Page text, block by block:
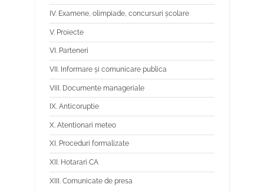
IV. Examene, olimpiade, concursuri școlare
V. Proiecte
VI. Parteneri
VII. Informare și comunicare publica
VIII. Documente manageriale
IX. Anticoruptie
X. Atentionari meteo
XI. Proceduri formalizate
XII. Hotarari CA
XIII. Comunicate de presa